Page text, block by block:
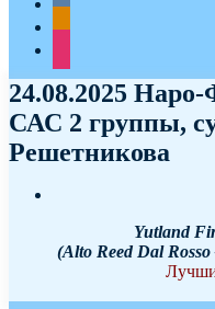
24.08.2025
САС 2 группы,
Решетникова
Yutland
(Alto Reed Dal